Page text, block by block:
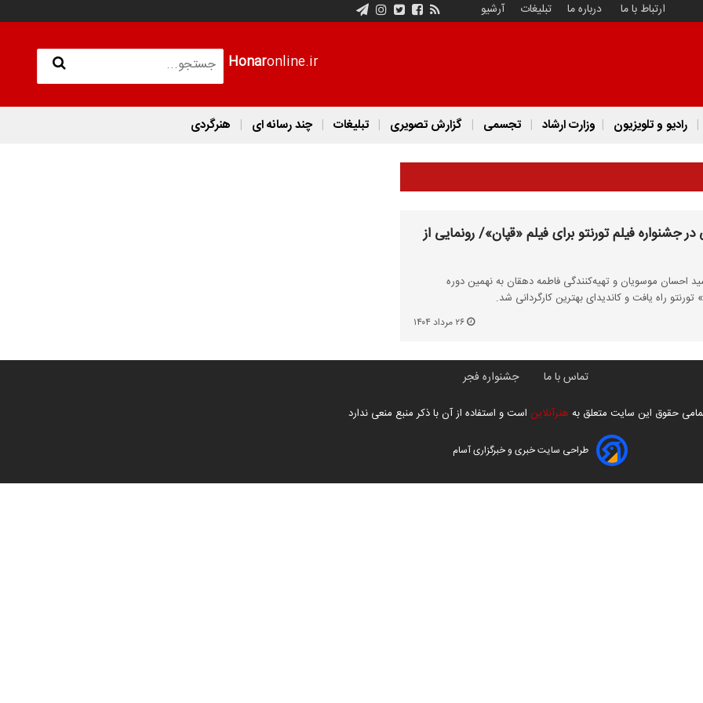
ارتباط با ما درباره ما تبلیغات آرشیو
Honaronline.ir
رادیو و تلویزیون وزارت ارشاد تجسمی گزارش تصویری تبلیغات چند رسانه ای هنرگردی
در جشنواره فیلم تورنتو برای فیلم «قپان»/ رونمایی از
سید احسان موسویان و تهیه‌کنندگی فاطمه دهقان به نهمین دوره
تورنتو راه یافت و کاندیدای بهترین کارگردانی شد.
۲۶ مرداد ۱۴۰۴
تماس با ما جشنواره فجر
حقوق این سایت متعلق به هنرآنلاین است و استفاده از آن با ذکر منبع منعی ندارد
طراحی سایت خبری و خبرگزاری آسام